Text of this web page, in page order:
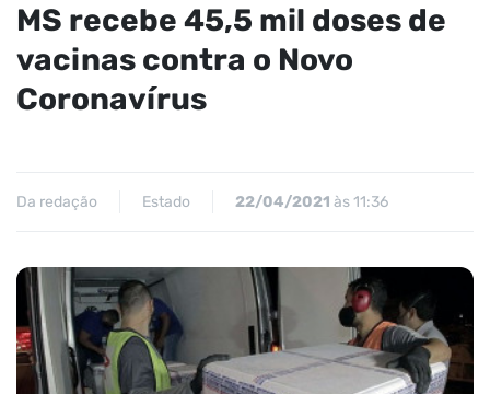
MS recebe 45,5 mil doses de
vacinas contra o Novo
Coronavírus
Da redação Estado 22/04/2021 às 11:36